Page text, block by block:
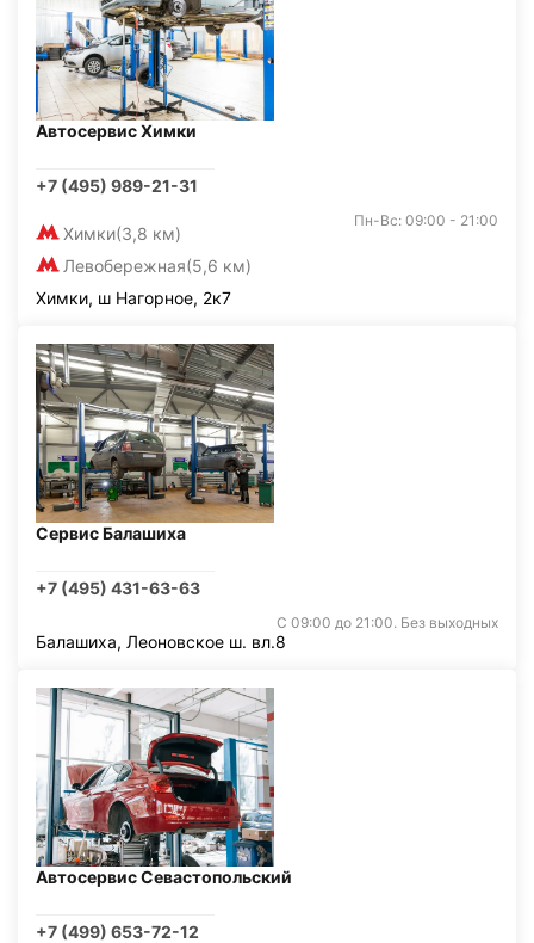
Автосервис Химки
+7 (495) 989-21-31
Химки(3,8 км)
Левобережная(5,6 км)
Пн-Вс: 09:00 - 21:00
Химки, ш Нагорное, 2к7
Сервис Балашиха
+7 (495) 431-63-63
С 09:00 до 21:00. Без выходных
Балашиха, Леоновское ш. вл.8
Автосервис Севастопольский
+7 (499) 653-72-12